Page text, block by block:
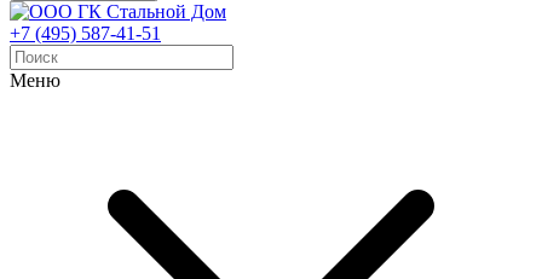
+7 (495) 587-41-51
Меню